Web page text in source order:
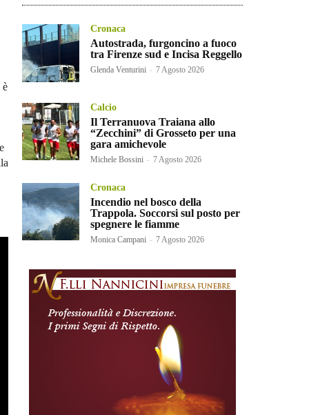
è
Cronaca
Autostrada, furgoncino a fuoco
tra Firenze sud e Incisa Reggello
Glenda Venturini - 7 Agosto 2026
Calcio
Il Terranuova Traiana allo
“Zecchini” di Grosseto per una
gara amichevole
Michele Bossini - 7 Agosto 2026
Cronaca
Incendio nel bosco della
Trappola. Soccorsi sul posto per
spegnere le fiamme
Monica Campani - 7 Agosto 2026